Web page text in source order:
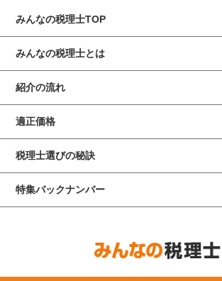
みんなの税理士TOP
みんなの税理士とは
紹介の流れ
適正価格
税理士選びの秘訣
特集バックナンバー